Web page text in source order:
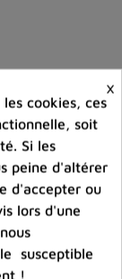
×
cookies, ces
soit
Si les
peine d'altérer
d'accepter ou
lors d'une
susceptible
!